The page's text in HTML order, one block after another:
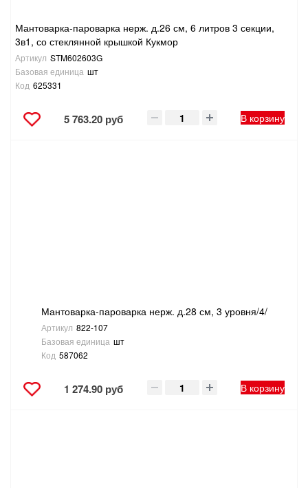
Мантоварка-пароварка нерж. д.26 см, 6 литров 3 секции,
3в1, со стеклянной крышкой Кукмор
Артикул STM602603G
Базовая единица шт
Код 625331
5 763.20 руб В корзину
Мантоварка-пароварка нерж. д.28 см, 3 уровня/4/
Артикул 822-107
Базовая единица шт
Код 587062
1 274.90 руб В корзину